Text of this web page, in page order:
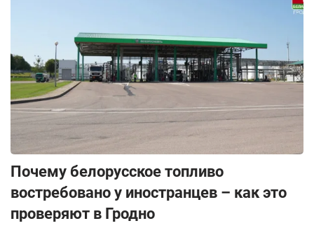
Почему белорусское топливо
востребовано у иностранцев – как это
проверяют в Гродно